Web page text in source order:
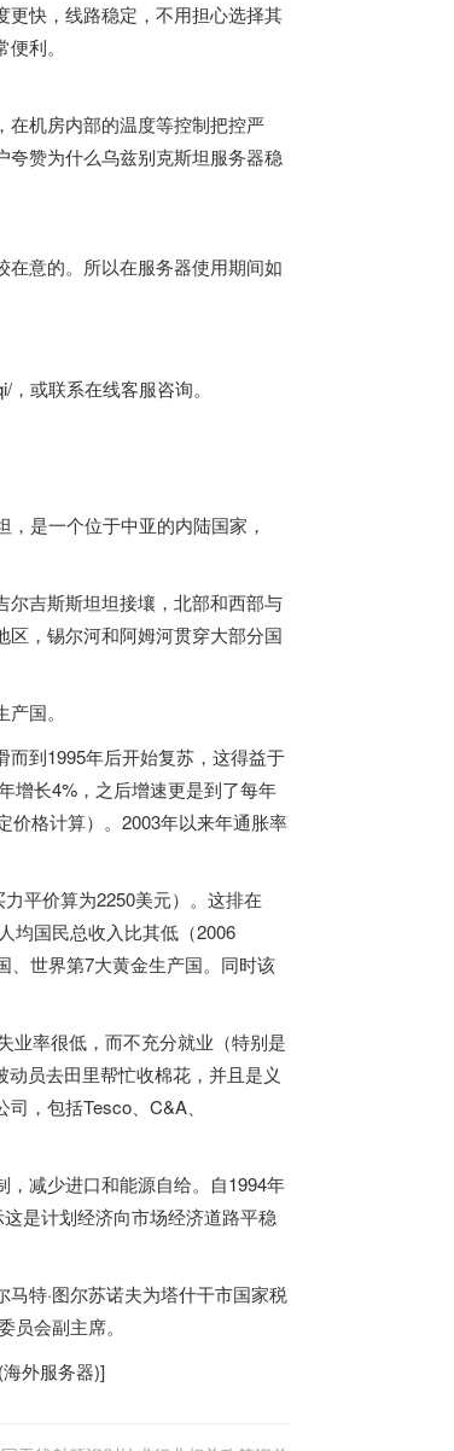
更快，线路稳定，不用担心选择其
利。
在机房内部的温度等控制把控严
赞为什么乌兹别克斯坦服务器稳
意的。所以在服务器使用期间如
，或联系在线客服咨询。
是一个位于中亚的内陆国家，
尔吉斯斯坦坦接壤，北部和西部与
，锡尔河和阿姆河贯穿大部分国
国。
到1995年后开始复苏，这得益于
增长4%，之后增速更是到了每年
价格计算）。2003年以来年通胀率
平价算为2250美元）。这排在
均国民总收入比其低（2006
、世界第7大黄金生产国。同时该
业率很低，而不充分就业（特别是
员去田里帮忙收棉花，并且是义
，包括Tesco、C&A、
减少进口和能源自给。自1994年
是计划经济向市场经济道路平稳
特·图尔苏诺夫为塔什干市国家税
会副主席。
(海外服务器)]